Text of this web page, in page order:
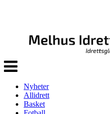
Veksle
navigasjon
Nyheter
Allidrett
Basket